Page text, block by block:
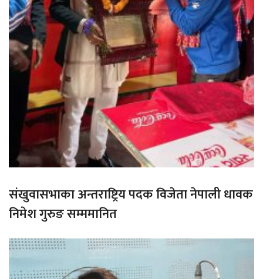
संखुवासभाका अन्तराष्ट्रिय पदक विजेता नेपाली धावक
निमेश गुरुङ सम्ममानित